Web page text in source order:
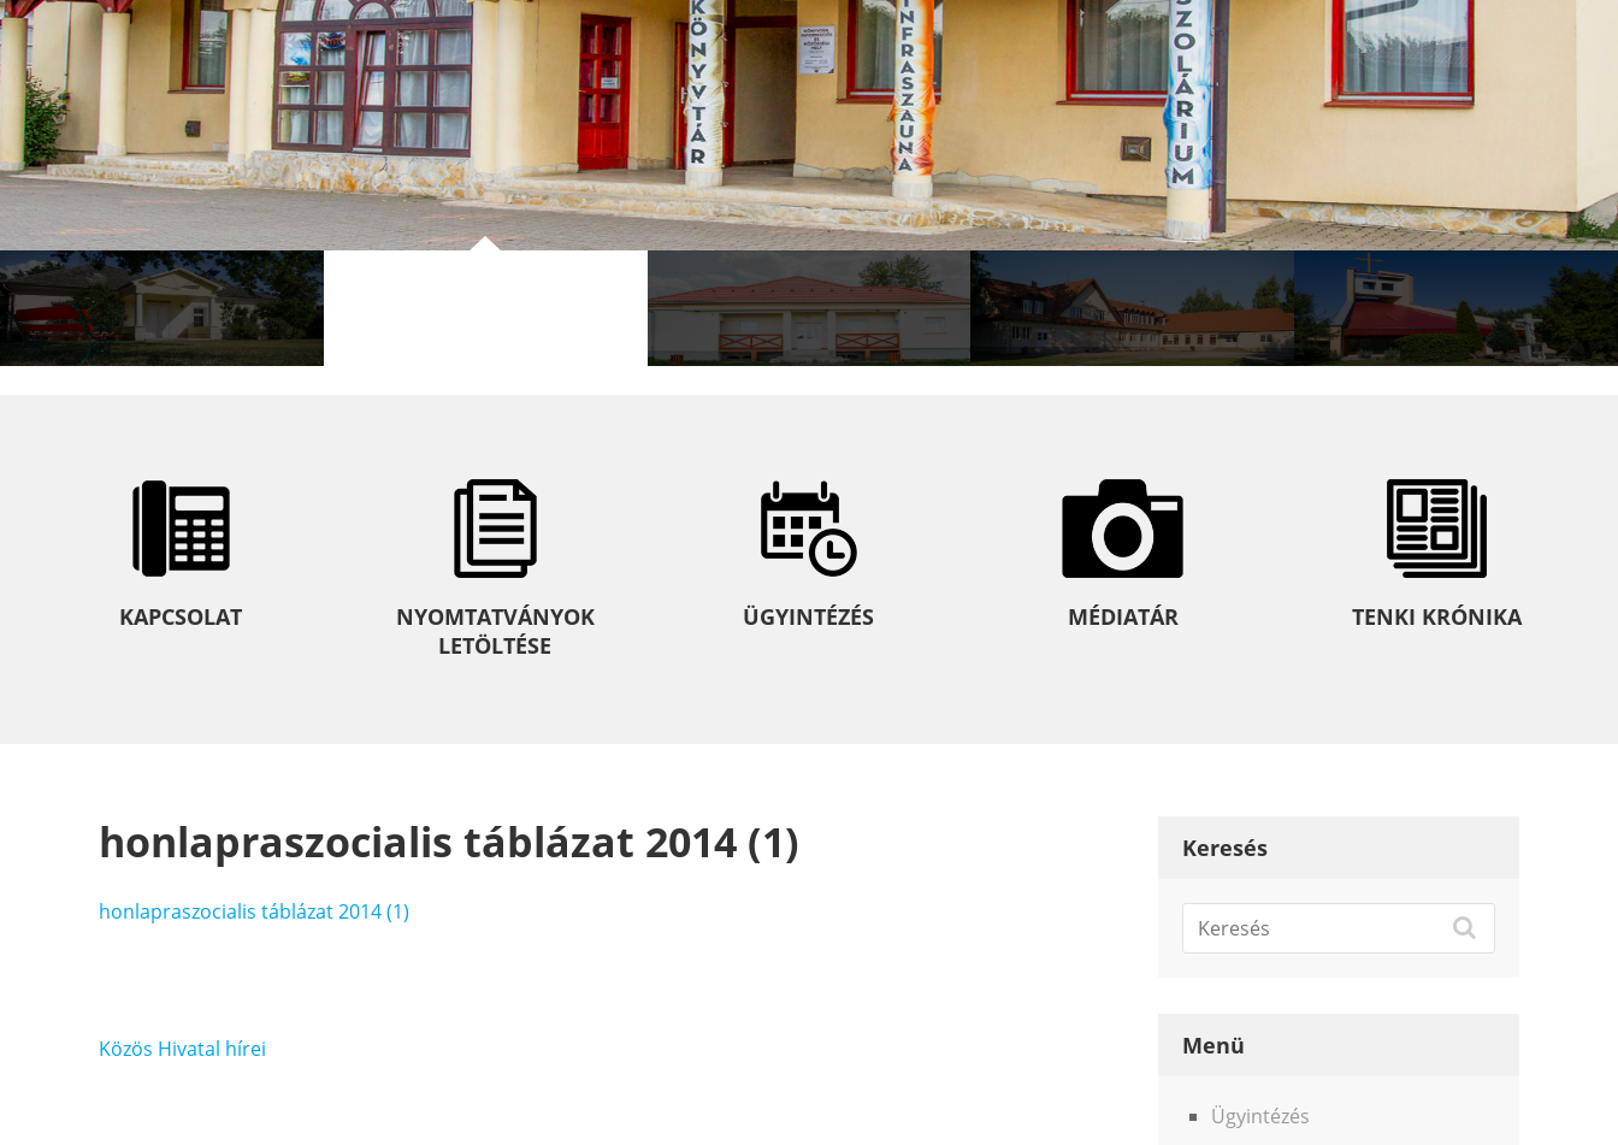
KAPCSOLAT
NYOMTATVÁNYOK
LETÖLTÉSE
ÜGYINTÉZÉS MÉDIATÁR TENKI KRÓNIKA
honlapraszocialis táblázat 2014 (1)
honlapraszocialis táblázat 2014 (1)
Bejegyzés
Közös Hivatal hírei
Keresés
Menü
Ügyintézés